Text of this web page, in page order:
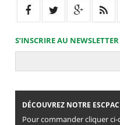
S’INSCRIRE AU NEWSLETTER
DÉCOUVREZ NOTRE
Pour commander cliquer ci-